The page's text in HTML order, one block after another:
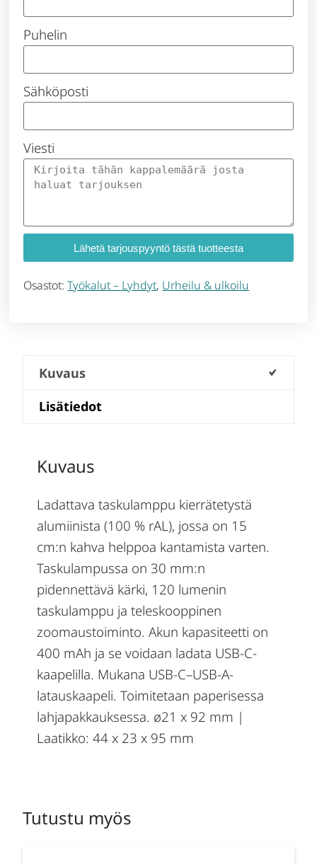
Puhelin
Sähköposti
Viesti
Lähetä tarjouspyyntö tästä tuotteesta
Osastot:Työkalut – Lyhdyt, Urheilu & ulkoilu
Kuvaus
Lisätiedot
Kuvaus
Ladattava taskulamppu kierrätetystä
alumiinista (100 % rAL), jossa on 15
cm:n kahva helppoa kantamista varten.
Taskulampussa on 30 mm:n
pidennettävä kärki, 120 lumenin
taskulamppu ja teleskooppinen
zoomaustoiminto. Akun kapasiteetti on
400 mAh ja se voidaan ladata USB-C-
kaapelilla. Mukana USB-C–USB-A-
latauskaapeli. Toimitetaan paperisessa
lahjapakkauksessa. ø21 x 92 mm |
Laatikko: 44 x 23 x 95 mm
Tutustu myös